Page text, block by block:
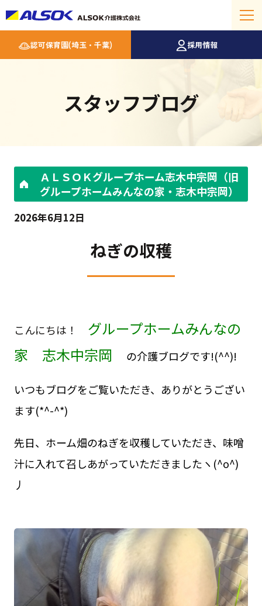
認可保育園(埼玉・千葉) 採用情報
スタッフブログ
ＡＬＳＯＫグループホーム志木中宗岡（旧
グループホームみんなの家・志木中宗岡）
2026年6月12日
ねぎの収穫
こんにちは！ グループホームみんなの
家 志木中宗岡
の介護ブログです!(^^)!
いつもブログをご覧いただき、 ありがとうござい
ます(*^-^*)
先日、ホーム畑のねぎを収穫していただき、味噌
汁に入れて召しあがっていただきましたヽ(^o^)
丿